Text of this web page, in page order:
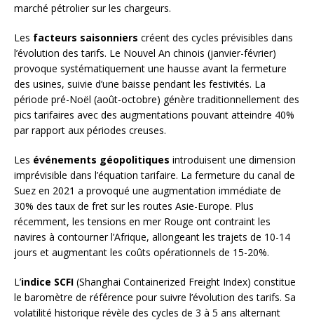
marché pétrolier sur les chargeurs.
Les facteurs saisonniers créent des cycles prévisibles dans
l’évolution des tarifs. Le Nouvel An chinois (janvier-février)
provoque systématiquement une hausse avant la fermeture
des usines, suivie d’une baisse pendant les festivités. La
période pré-Noël (août-octobre) génère traditionnellement des
pics tarifaires avec des augmentations pouvant atteindre 40%
par rapport aux périodes creuses.
Les événements géopolitiques introduisent une dimension
imprévisible dans l’équation tarifaire. La fermeture du canal de
Suez en 2021 a provoqué une augmentation immédiate de
30% des taux de fret sur les routes Asie-Europe. Plus
récemment, les tensions en mer Rouge ont contraint les
navires à contourner l’Afrique, allongeant les trajets de 10-14
jours et augmentant les coûts opérationnels de 15-20%.
L’indice SCFI (Shanghai Containerized Freight Index) constitue
le baromètre de référence pour suivre l’évolution des tarifs. Sa
volatilité historique révèle des cycles de 3 à 5 ans alternant